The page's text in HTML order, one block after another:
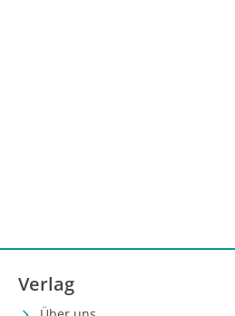
Verlag